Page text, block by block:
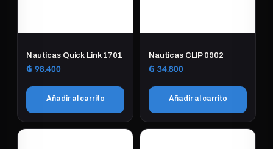
Nauticas Quick Link 1701
₲ 98.400
Añadir al carrito
Nauticas CLIP 0902
₲ 34.800
Añadir al carrito